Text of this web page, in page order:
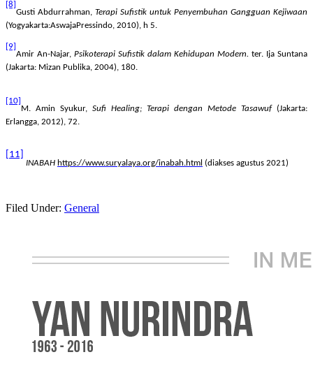
[8]
Gusti Abdurrahman, Terapi Sufistik untuk Penyembuhan Gangguan Kejiwaan
(Yogyakarta:AswajaPressindo, 2010), h 5.
[9]
Amir An-Najar, Psikoterapi Sufistik dalam Kehidupan Modern. ter. Ija Suntana
(Jakarta: Mizan Publika, 2004), 180.
[10]
M. Amin Syukur, Sufi Healing; Terapi dengan Metode Tasawuf (Jakarta:
Erlangga, 2012), 72.
[11]
INABAH https://www.suryalaya.org/inabah.html (diakses agustus 2021)
Filed Under: General